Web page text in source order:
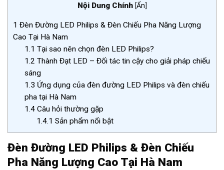
Nội Dung Chính [Ẩn]
1 Đèn Đường LED Philips & Đèn Chiếu Pha Năng Lượng
Cao Tại Hà Nam
1.1 Tại sao nên chọn đèn LED Philips?
1.2 Thành Đạt LED – Đối tác tin cậy cho giải pháp chiếu
sáng
1.3 Ứng dụng của đèn đường LED Philips và đèn chiếu
pha tại Hà Nam
1.4 Câu hỏi thường gặp
1.4.1 Sản phẩm nổi bật
Đèn Đường LED Philips & Đèn Chiếu
Pha Năng Lượng Cao Tại Hà Nam